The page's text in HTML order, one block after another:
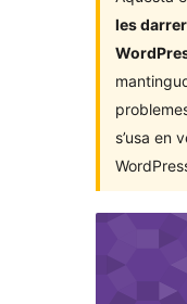
les
s’usa en